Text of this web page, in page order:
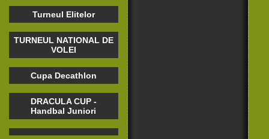
Turneul Elitelor
TURNEUL NATIONAL DE
VOLEI
Cupa Decathlon
DRACULA CUP -
Handbal Juniori